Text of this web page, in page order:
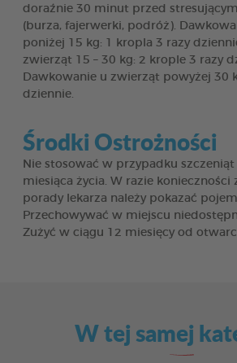
doraźnie 30 minut przed
(burza, fajerwerki, podróż).
poniżej 15 kg: 1 kropla 3 razy
zwierząt 15 – 30 kg: 2 krople 3 razy
Dawkowanie u zwierząt powyżej 30
dziennie.
Środki Ostrożności
Nie stosować w przypadku
miesiąca życia. W razie konieczności
porady lekarza należy pokazać
Przechowywać w miejscu
Zużyć w ciągu 12 miesięcy od
W tej samej